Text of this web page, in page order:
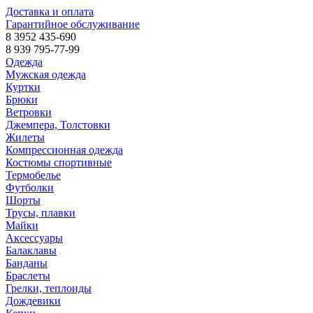
Доставка и оплата
Гарантийное обслуживание
8 3952 435-690
8 939 795-77-99
Одежда
Мужская одежда
Куртки
Брюки
Ветровки
Джемпера, Толстовки
Жилеты
Компрессионная одежда
Костюмы спортивные
Термобелье
Футболки
Шорты
Трусы, плавки
Майки
Аксессуары
Балаклавы
Банданы
Браслеты
Грелки, теплоиды
Дождевики